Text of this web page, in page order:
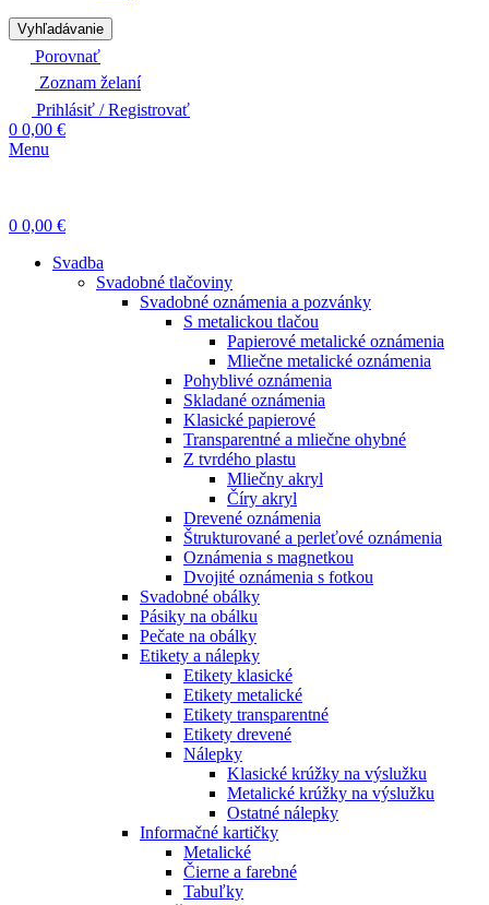
Vyhľadávanie
Porovnať
Zoznam želaní
Prihlásiť / Registrovať
0 0,00 €
Menu
0 0,00 €
Svadba
Svadobné tlačoviny
Svadobné oznámenia a pozvánky
S metalickou tlačou
Papierové metalické oznámenia
Mliečne metalické oznámenia
Pohyblivé oznámenia
Skladané oznámenia
Klasické papierové
Transparentné a mliečne ohybné
Z tvrdého plastu
Mliečny akryl
Číry akryl
Drevené oznámenia
Štrukturované a perleťové oznámenia
Oznámenia s magnetkou
Dvojité oznámenia s fotkou
Svadobné obálky
Pásiky na obálku
Pečate na obálky
Etikety a nálepky
Etikety klasické
Etikety metalické
Etikety transparentné
Etikety drevené
Nálepky
Klasické krúžky na výslužku
Metalické krúžky na výslužku
Ostatné nálepky
Informačné kartičky
Metalické
Čierne a farebné
Tabuľky